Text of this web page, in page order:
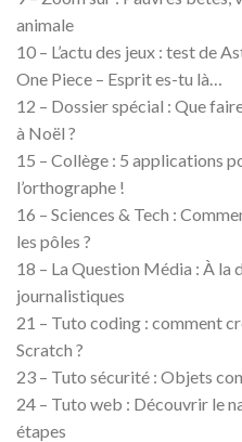
animale
10 – L’actu des jeux : test de
One Piece – Esprit es-tu là…
12 – Dossier spécial : Que
à Noël ?
15 – Collège : 5 applications
l’orthographe !
16 – Sciences & Tech :
les pôles ?
18 – La Question Média : À la
journalistiques
21 – Tuto coding : comment
Scratch ?
23 – Tuto sécurité : Objets
24 – Tuto web : Découvrir le
étapes